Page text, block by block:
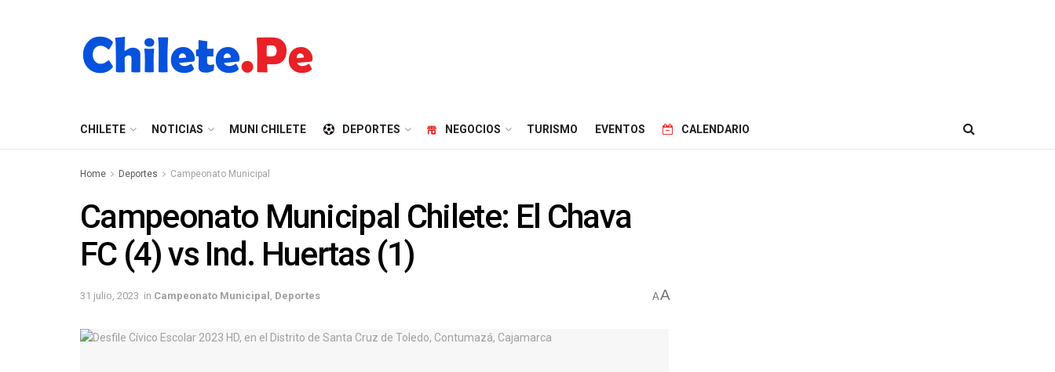
CHILETE NOTICIAS MUNI CHILETE DEPORTES NEGOCIOS TURISMO EVENTOS CALENDARIO
Home Deportes Campeonato Municipal
Campeonato Municipal Chilete: El Chava
FC (4) vs Ind. Huertas (1)
31 julio, 2023 in Campeonato Municipal Deportes AA